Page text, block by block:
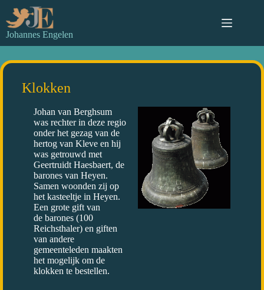
Johannes Engelen
Klokken
Johan van Berghsum
was rechter in deze regio
onder het gezag van de
hertog van Kleve en hij
was getrouwd met
Geertruidt Haesbaert, de
barones van Heyen.
Samen woonden zij op
het kasteeltje in Heyen.
Een grote gift van
de barones (100
Reichsthaler) en giften
van andere
gemeenteleden maakten
het mogelijk om de
klokken te bestellen.